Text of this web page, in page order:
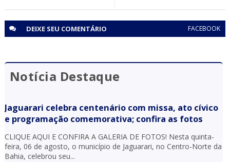
DEIXE SEU COMENTÁRIO FACEBOOK
Notícia Destaque
Jaguarari celebra centenário com missa, ato cívico
e programação comemorativa; confira as fotos
CLIQUE AQUI E CONFIRA A GALERIA DE FOTOS! Nesta quinta-
feira, 06 de agosto, o município de Jaguarari, no Centro-Norte da
Bahia, celebrou seu...